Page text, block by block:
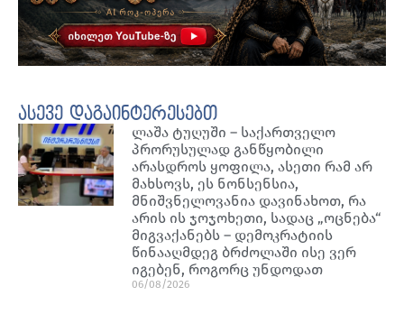
ასევე დაგაინტერესებთ
ლაშა ტუღუში – საქართველო
პრორუსულად განწყობილი
არასდროს ყოფილა, ასეთი რამ არ
მახსოვს, ეს ნონსენსია,
მნიშვნელოვანია დავინახოთ, რა
არის ის ჯოჯოხეთი, სადაც „ოცნება“
მიგვაქანებს – დემოკრატიის
წინააღმდეგ ბრძოლაში ისე ვერ
იგებენ, როგორც უნდოდათ
06/08/2026